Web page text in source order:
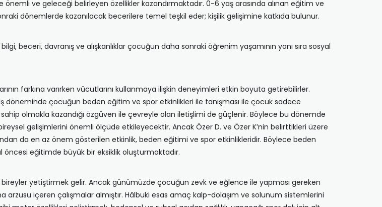
ve geleceği belirleyen özellikler kazandırmaktadır. 0-6 yaş arasında alınan eğitim ve
dönemlerde kazanılacak becerilere temel teşkil eder; kişilik gelişimine katkıda bulunur.
beceri, davranış ve alışkanlıklar çocuğun daha sonraki öğrenim yaşamının yanı sıra sosyal
farkına varırken vücutlarını kullanmaya ilişkin deneyimleri etkin boyuta getirebilirler.
döneminde çocuğun beden eğitim ve spor etkinlikleri ile tanışması ile çocuk sadece
olmakla kazandığı özgüven ile çevreyle olan iletişlimi de güçlenir. Böylece bu dönemde
gelişimlerini önemli ölçüde etkileyecektir. Ancak Özer D. ve Özer K’nin belirttikleri üzere
da en az önem gösterilen etkinlik, beden eğitimi ve spor etkinlikleridir. Böylece beden
öncesi eğitimde büyük bir eksiklik oluşturmaktadır.
bireyler yetiştirmek gelir. Ancak günümüzde çocuğun zevk ve eğlence ile yapması gereken
arzusu içeren çalışmalar almıştır. Hâlbuki esas amaç kalp-dolaşım ve solunum sistemlerini